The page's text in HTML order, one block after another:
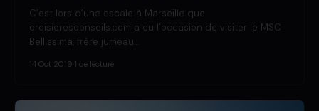
C’est lors d’une escale à Marseille que
croisieresconseils.com a eu l’occasion de visiter le MSC
Bellissima, frère jumeau…
14 Oct 2019 1 de lecture